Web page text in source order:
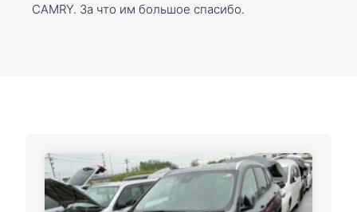
CAMRY. За что им большое спасибо.